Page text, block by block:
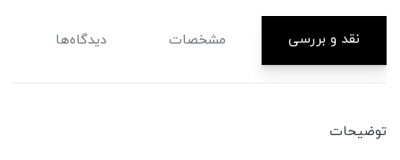
نقد و بررسی مشخصات دیدگاه‌ها
توضیحات